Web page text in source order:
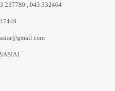
237780 , 043 332464